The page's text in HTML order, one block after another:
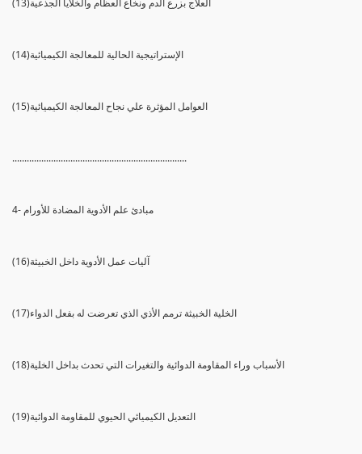
(14)الإستراتيجية الحالية للمعالجة الكيميائية
(15)العوامل المؤثرة علي نجاح المعالجة الكيميائية
........................................................................
4- مبادئ علم الأدوية المضادة للأورام
(16)آليات عمل الأدوية داخل الخبيثة
(17)الخلية الخبيثة ترمم الأذي الذي تعرضت له بفعل الدواء
(18)الأسباب وراء المقاومة الدوائية والتغيرات التي تحدث بداخل الخلية
(19)التعديل الكيميائي الحيوي للمقاومة الدوائية